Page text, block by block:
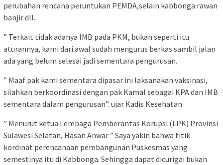
perubahan rencana peruntukan PEMDA,selain kabbonga rawan
banjir dll.
” Terkait tidak adanya IMB pada PKM, bukan seperti itu
aturannya, kami dari awal sudah mengurus berkas sambil jalan
ada yang belum selesai jadi sementara pengurusan.
” Maaf pak kami sementara dipasar ini laksanakan vaksinasi,
silahkan berkoordinasi dengan pak Kamal sebagai KPA dan IMB
sementara dalam pengurusan”. ujar Kadis Kesehatan
” Menurut ketua Lembaga Pemberantas Korupsi (LPK) Provinsi
Sulawesi Selatan, Hasan Anwar ” Saya yakin bahwa titik
kordinat perencanaan pembangunan Puskesmas yang
semestinya itu di Kabbonga. Sehingga dapat dicurigai bukan